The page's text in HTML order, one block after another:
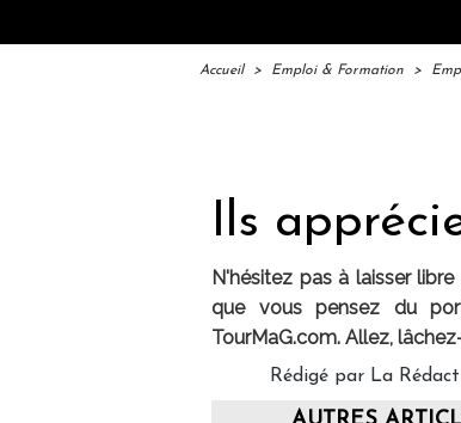
Accueil > Emploi & Formation >
Ils
N'hésitez pas à laisser
que vous pensez du
TourMaG.com. Allez,
Rédigé par La